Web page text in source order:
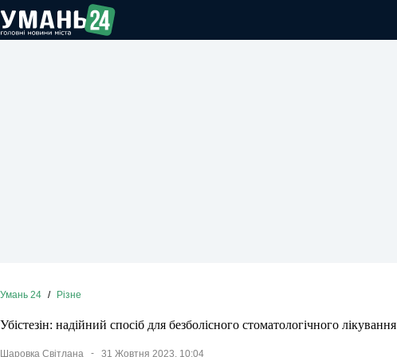
до
вмісту
Умань 24 / Різне
Убістезін: надійний спосіб для безболісного стоматологічного лікування
Шаровка Світлана 31 Жовтня 2023, 10:04